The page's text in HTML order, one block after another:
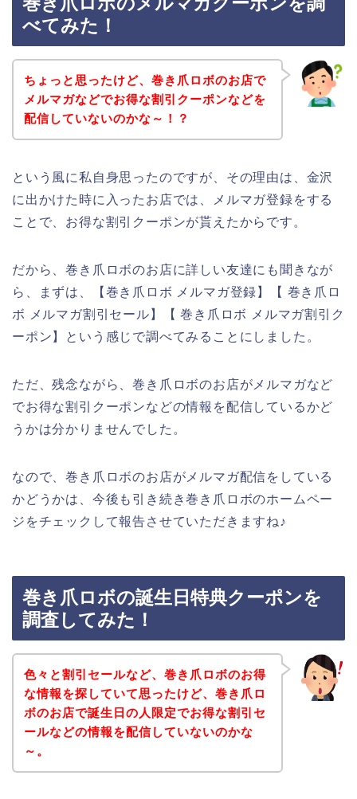
べてみた！
ちょっと思ったけど、巻き爪ロボのお店で
メルマガなどでお得な割引クーポンなどを
配信していないのかな～！？
という風に私自身思ったのですが、その理由は、金沢
に出かけた時に入ったお店では、メルマガ登録をする
ことで、お得な割引クーポンが貰えたからです。
だから、巻き爪ロボのお店に詳しい友達にも聞きなが
ら、まずは、【巻き爪ロボ メルマガ登録】【 巻き爪ロ
ボ メルマガ割引セール】【 巻き爪ロボ メルマガ割引ク
ーポン】という感じで調べてみることにしました。
ただ、残念ながら、巻き爪ロボのお店がメルマガなど
でお得な割引クーポンなどの情報を配信しているかど
うかは分かりませんでした。
なので、巻き爪ロボのお店がメルマガ配信をしている
かどうかは、今後も引き続き巻き爪ロボのホームペー
ジをチェックして報告させていただきますね♪
巻き爪ロボの誕生日特典クーポンを
調査してみた！
色々と割引セールなど、巻き爪ロボのお得
な情報を探していて思ったけど、巻き爪ロ
ボのお店で誕生日の人限定でお得な割引セ
ールなどの情報を配信していないのかな
～。